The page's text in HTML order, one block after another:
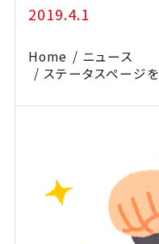
2019.4.1
Home
ニュース
ステータスページ